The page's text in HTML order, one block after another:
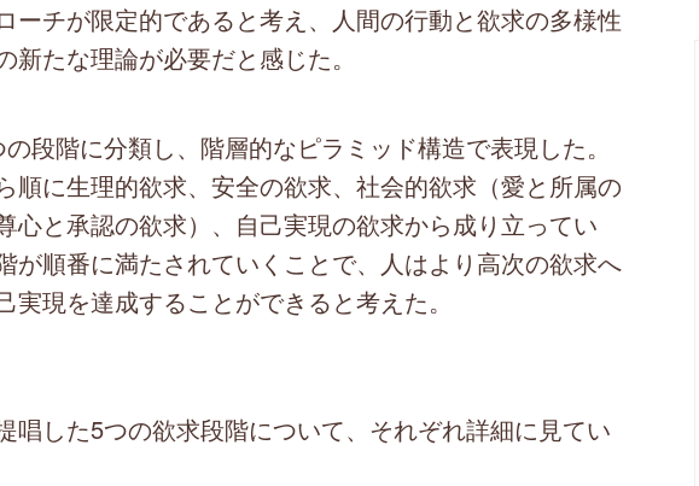
ーチが限定的であると考え、人間の行動と欲求の多様性
たな理論が必要だと感じた。
段階に分類し、階層的なピラミッド構造で表現した。
順に生理的欲求、安全の欲求、社会的欲求（愛と所属の
心と承認の欲求）、自己実現の欲求から成り立ってい
が順番に満たされていくことで、人はより高次の欲求へ
実現を達成することができると考えた。
唱した5つの欲求段階について、それぞれ詳細に見てい